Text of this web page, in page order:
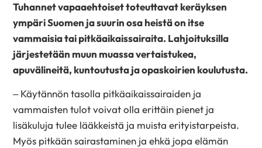
Tuhannet vapaaehtoiset toteuttavat keräyksen
ympäri Suomen ja suurin osa heistä on itse
vammaisia tai pitkäaikaissairaita. Lahjoituksilla
järjestetään muun muassa vertaistukea,
apuvälineitä, kuntoutusta ja opaskoirien koulutusta.
– Käytännön tasolla pitkäaikaissairaiden ja
vammaisten tulot voivat olla erittäin pienet ja
lisäkuluja tulee lääkkeistä ja muista erityistarpeista.
Myös pitkään sairastaminen ja ehkä jopa elämän